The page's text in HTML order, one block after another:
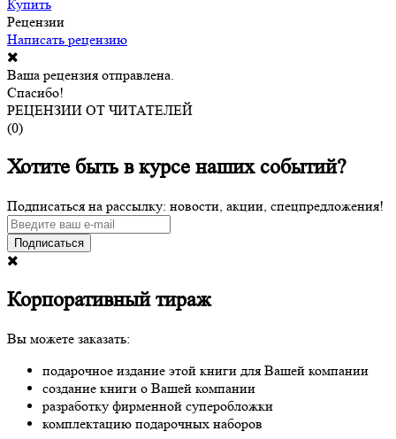
Купить
Рецензии
Написать рецензию
Ваша рецензия отправлена.
Спасибо!
РЕЦЕНЗИИ ОТ ЧИТАТЕЛЕЙ
(0)
Хотите быть в курсе наших событий?
Подписаться на рассылку: новости, акции, спецпредложения!
Подписаться
Корпоративный тираж
Вы можете заказать:
подарочное издание этой книги для Вашей компании
создание книги о Вашей компании
разработку фирменной суперобложки
комплектацию подарочных наборов